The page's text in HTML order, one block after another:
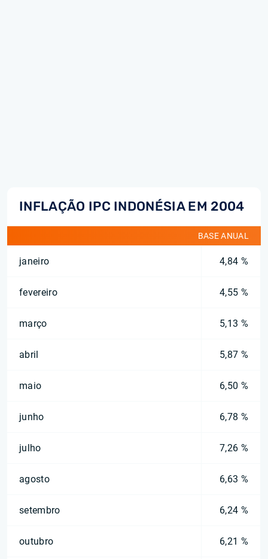
INFLAÇÃO IPC INDONÉSIA EM 2004
BASE ANUAL
janeiro 4,84 %
fevereiro 4,55 %
março 5,13 %
abril 5,87 %
maio 6,50 %
junho 6,78 %
julho 7,26 %
agosto 6,63 %
setembro 6,24 %
outubro 6,21 %